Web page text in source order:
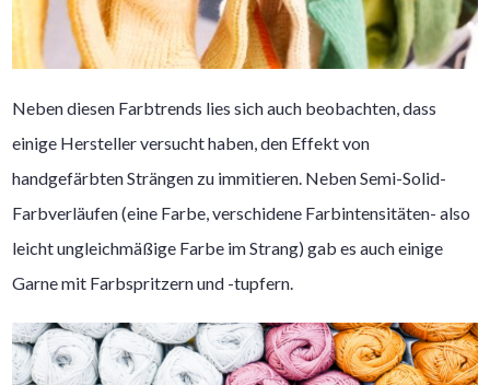
Neben diesen Farbtrends lies sich auch beobachten, dass
einige Hersteller versucht haben, den Effekt von
handgefärbten Strängen zu immitieren. Neben Semi-Solid-
Farbverläufen (eine Farbe, verschidene Farbintensitäten- also
leicht ungleichmäßige Farbe im Strang) gab es auch einige
Garne mit Farbspritzern und -tupfern.